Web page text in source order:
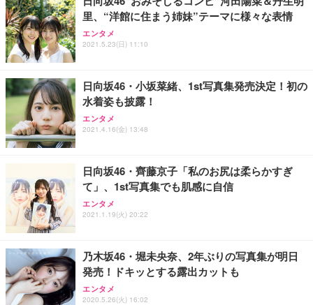
務用 おしゃれ パソコンチェア (ブラック)
Sezlife オフィスチェア デスクチェア 疲れない テレ
ワーク チェア 強化バックレスト 30度ロッキング機
能 人間工学 椅子 腰サポート 90度跳ね上げ式アーム
務用 おしゃれ パソコンチェア (ホワイト)
ANDWINT オフィスチェア デスクチェア 肘なし メ
ッシュ 通気性 ランバーサポート付き 腰サポート ガ
ス圧無段階昇降 360度回転 キャスター付き コンパク
【整備済み品】Dell E2724HS 27インチ 液晶モニタ
ー フルHD（1920×1080）VA 非光沢 HDMI/DisplayP
ort/VGA スピーカー内蔵 高さ調整 スイベル VESA対
【MiniLED/24.5inch/280Hz/FHD】GRAPHT THE S
HOOTER Gaming Monitor 24” Essential ゲーミン
グモニター QD 24.5インチ 1ms FHD 量子ドット 残
Smart Basic(スマートベーシック) 【Amazon.co.jp
限定】 Smart Basic アイリスオーヤマ ペットシーツ
超厚型 お徳用 ワイド 100枚入 (x 1) (ケース販売)
アイリスオーヤマ ペットシーツ 超厚型 お徳用 レギ
ュラー 200枚入【Amazon.co.jp限定】
里、“洋館に住まう姉妹”テーマに様々な表情
エンタメ
2021.5.23(日) 11:10
日向坂46・小坂菜緒、1st写真集発売決定！初の
水着姿も披露！
エンタメ
2021.4.16(金) 13:48
日向坂46・齊藤京子「私のお尻は柔らかすぎ
て」、1st写真集でも肌感に自信
エンタメ
2021.1.19(火) 20:22
乃木坂46・堀未央奈、2年ぶりの写真集が明日
発売！ドキッとする露出カットも
エンタメ
2020.5.26(火) 16:02